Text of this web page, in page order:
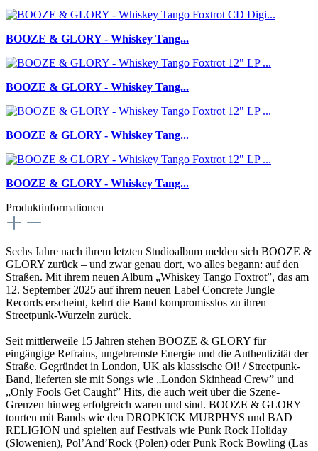
BOOZE & GLORY - Whiskey Tang...
BOOZE & GLORY - Whiskey Tang...
BOOZE & GLORY - Whiskey Tang...
BOOZE & GLORY - Whiskey Tang...
Produktinformationen
Sechs Jahre nach ihrem letzten Studioalbum melden sich BOOZE &
GLORY zurück – und zwar genau dort, wo alles begann: auf den
Straßen. Mit ihrem neuen Album „Whiskey Tango Foxtrot”, das am
12. September 2025 auf ihrem neuen Label Concrete Jungle
Records erscheint, kehrt die Band kompromisslos zu ihren
Streetpunk-Wurzeln zurück.
Seit mittlerweile 15 Jahren stehen BOOZE & GLORY für
eingängige Refrains, ungebremste Energie und die Authentizität der
Straße. Gegründet in London, UK als klassische Oi! / Streetpunk-
Band, lieferten sie mit Songs wie „London Skinhead Crew” und
„Only Fools Get Caught” Hits, die auch weit über die Szene-
Grenzen hinweg erfolgreich waren und sind. BOOZE & GLORY
tourten mit Bands wie den DROPKICK MURPHYS und BAD
RELIGION und spielten auf Festivals wie Punk Rock Holiday
(Slowenien), Pol’And’Rock (Polen) oder Punk Rock Bowling (Las